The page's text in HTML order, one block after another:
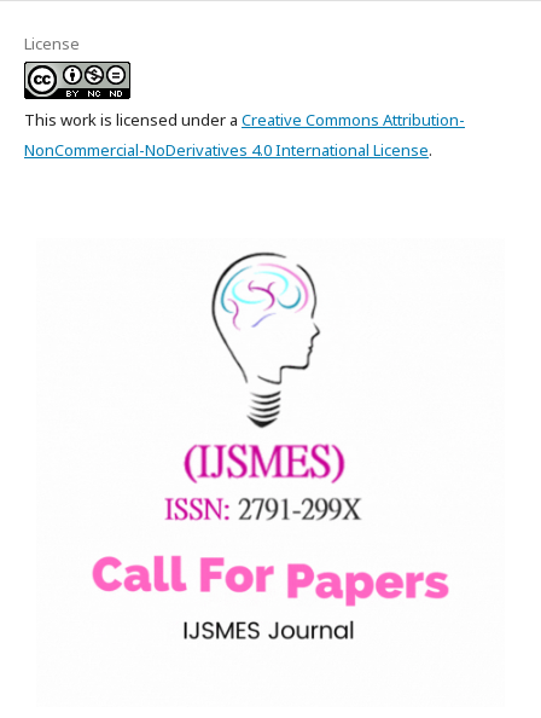
License
This work is licensed under a Creative Commons Attribution-
NonCommercial-NoDerivatives 4.0 International License.